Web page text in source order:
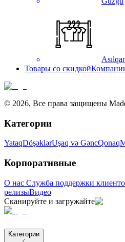
Товары со скидкой
© 2026, Все права защищены
Категории
YataqDöşəklərUşaq və GəncQonaq
Корпоративные
О нас Служба поддержки
релизыВидео
Сканируйте и загружайте
Категории